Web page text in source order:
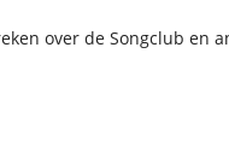
over de Songclub en